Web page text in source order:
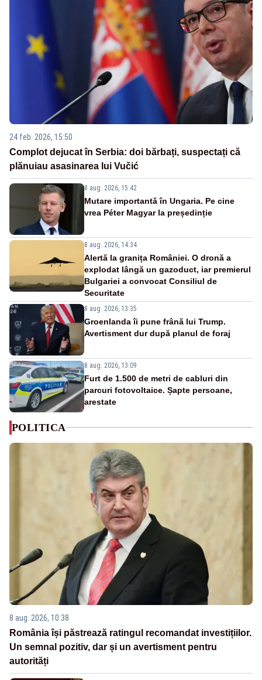
24 feb. 2026, 15:50
Complot dejucat în Serbia: doi bărbați, suspectați că
plănuiau asasinarea lui Vučić
8 aug. 2026, 15:42
Mutare importantă în Ungaria. Pe cine
vrea Péter Magyar la președinție
8 aug. 2026, 14:34
Alertă la granița României. O dronă a
explodat lângă un gazoduct, iar premierul
Bulgariei a convocat Consiliul de
Securitate
8 aug. 2026, 13:35
Groenlanda îi pune frână lui Trump.
Avertisment dur după planul de foraj
8 aug. 2026, 13:09
Furt de 1.500 de metri de cabluri din
parcuri fotovoltaice. Șapte persoane,
arestate
POLITICA
8 aug. 2026, 10:38
România își păstrează ratingul recomandat investițiilor.
Un semnal pozitiv, dar și un avertisment pentru
autorități